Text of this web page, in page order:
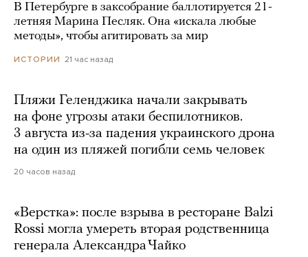
В Петербурге в заксобрание баллотируется 21-
летняя Марина Песляк. Она «искала любые
методы», чтобы агитировать за мир
ИСТОРИИ 21 час назад
Пляжи Геленджика начали закрывать
на фоне угрозы атаки беспилотников.
3 августа из-за падения украинского дрона
на один из пляжей погибли семь человек
20 часов назад
«Верстка»: после взрыва в ресторане Balzi
Rossi могла умереть вторая родственница
генерала Александра Чайко